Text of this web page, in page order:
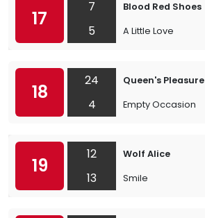
17
7
5
Blood Red Shoes
A Little Love
18
24
4
Queen's Pleasure
Empty Occasion
19
12
13
Wolf Alice
Smile